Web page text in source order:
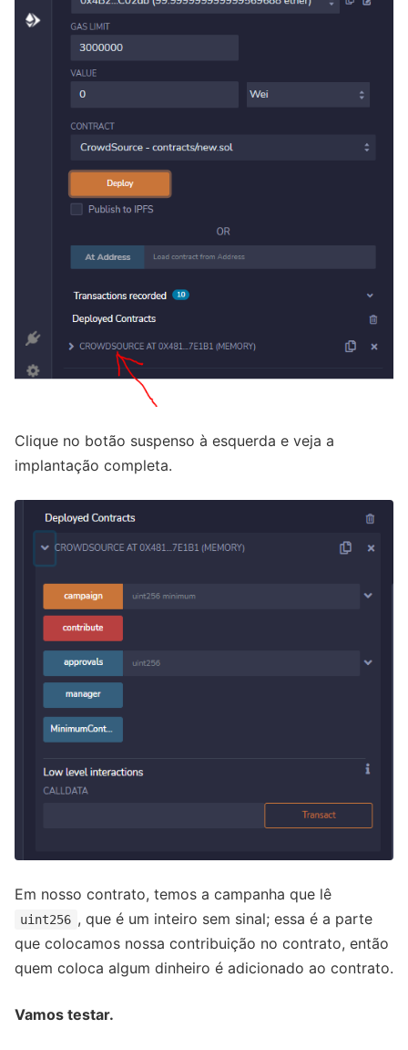
Clique no botão suspenso à esquerda e veja a
implantação completa.
Em nosso contrato, temos a campanha que lê
uint256 , que é um inteiro sem sinal; essa é a parte
que colocamos nossa contribuição no contrato, então
quem coloca algum dinheiro é adicionado ao contrato.
Vamos testar.